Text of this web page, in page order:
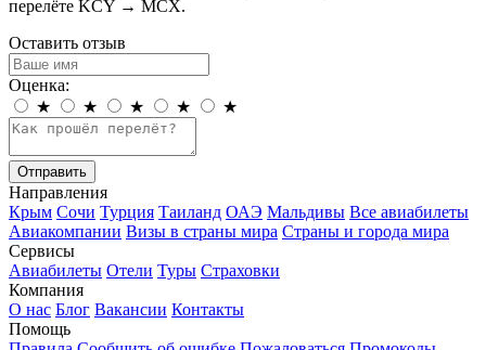
перелёте KCY → MCX.
Оставить отзыв
Оценка:
★
★ ★ ★ ★
Отправить
Направления
Крым Сочи Турция Таиланд ОАЭ Мальдивы Все авиабилеты
Авиакомпании Визы в страны мира Страны и города мира
Сервисы
Авиабилеты Отели Туры Страховки
Компания
О нас Блог Вакансии Контакты
Помощь